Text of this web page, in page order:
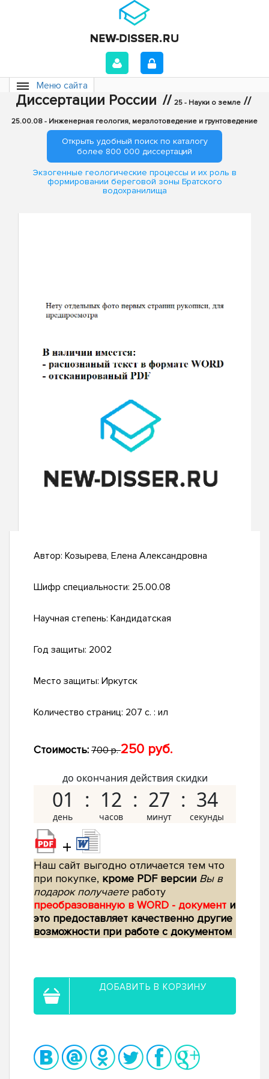
Меню сайта
Диссертации России // 25 - Науки о земле //
25.00.08 - Инженерная геология, мерзлотоведение и грунтоведение
Открыть удобный поиск по каталогу
более 800 000 диссертаций
Экзогенные геологические процессы и их роль в
формировании береговой зоны Братского
водохранилища
Автор: Козырева, Елена Александровна
Шифр специальности: 25.00.08
Научная степень: Кандидатская
Год защиты: 2002
Место защиты: Иркутск
Количество страниц: 207 с. : ил
Стоимость: 700 р.250 руб.
до окончания действия скидки
01 12 27 33
+
Наш сайт выгодно отличается тем что
при покупке, кроме PDF версии Вы в
подарок получаетеработу
преобразованную в WORD - документ и
это предоставляет качественно другие
возможности при работе с документом
ДОБАВИТЬ В КОРЗИНУ